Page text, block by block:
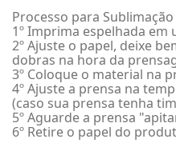
Processo para Sublimação
1º Imprima espelhada em
2º Ajuste o papel, deixe
dobras na hora da
3º Coloque o material na
4º Ajuste a prensa na
(caso sua prensa tenha
5º Aguarde a prensa
6º Retire o papel do